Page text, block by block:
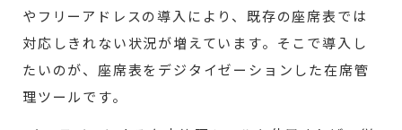
やフリーアドレスの導入により、既存の座席表では
対応しきれない状況が増えています。そこで導入し
たいのが、座席表をデジタイゼーションした在席管
理ツールです。